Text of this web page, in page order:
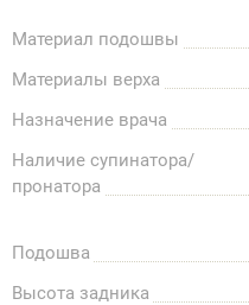
Материал подошвы
Материалы верха
Назначение врача
Наличие супинатора/
пронатора
Подошва
Высота задника